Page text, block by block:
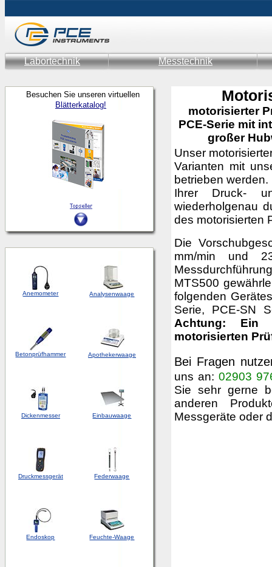
Labortechnik Messtechnik
Besuchen Sie unseren virtuellen
Blätterkatalog!
Anemometer Analysenwaage
Betonprüfhammer Apothekerwaage
Dickenmesser Einbauwaage
Druckmessgerät Federwaage
Endoskop Feuchte-Waage
motorisierter
PCE-Serie mit
großer
Unser
Varianten mit
betrieben
Ihrer Druck-
wiederholgenau
des motorisierten
Die
mm/min und
MTS500
folgenden
Serie, PCE-SN
Achtung:
Ein
motorisierten
Bei Fragen
uns an: 02903
Sie sehr gerne
anderen
Messgeräte oder